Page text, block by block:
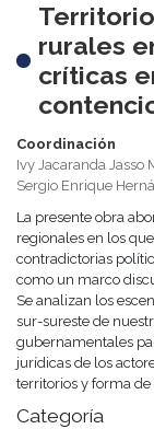
rurales
críticas
Coordinación
Ivy Jacaranda Jasso
Sergio Enrique
La presente obra
regionales en los
contradictorias
como un marco
Se analizan los
sur-sureste de
gubernamentales
jurídicas de los
territorios y forma de
Categoría